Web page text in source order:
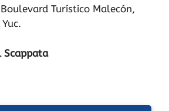
Turístico Malecón,
Scappata